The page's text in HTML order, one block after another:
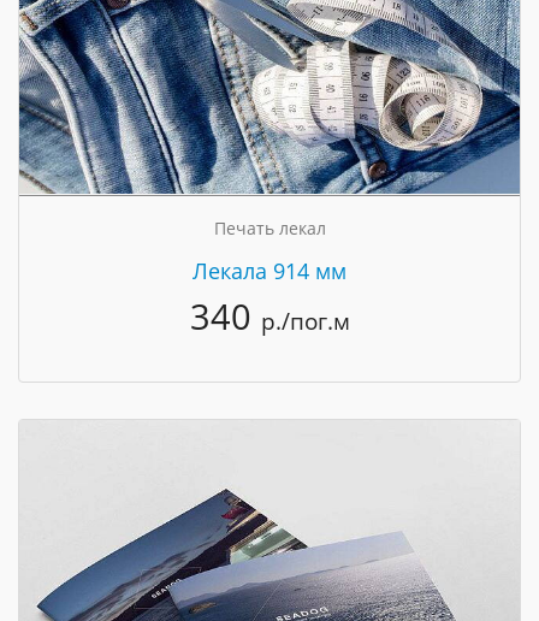
Печать лекал
Лекала 914 мм
340 р./пог.м